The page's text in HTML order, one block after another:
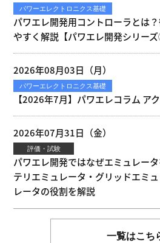
パワーエレクトロニクス基礎
パワエレ開発用コントローラとは
やすく解説【パワエレ開発シリーズ
2026年08月03日（月）
パワーエレクトロニクス基礎
【2026年7月】パワエレコラム ア
2026年07月31日（金）
評価・試験
パワエレ開発ではなぜエミュレー
テリエミュレータ・グリッドエミ
レータの役割を解説
一覧はこち